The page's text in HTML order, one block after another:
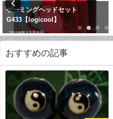
ゲーミングヘッドセット
G433【logicool】
2018年12月8日
おすすめの記事